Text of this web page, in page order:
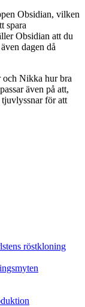
Obsidian, vilken
spara
Obsidian att du
dagen då
och Nikka hur bra
även på att,
för att
röstkloning
myten